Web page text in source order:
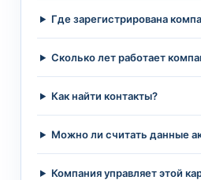
Где зарегистрирована
Сколько лет работает
Как найти контакты?
Можно ли считать данные
Компания управляет этой